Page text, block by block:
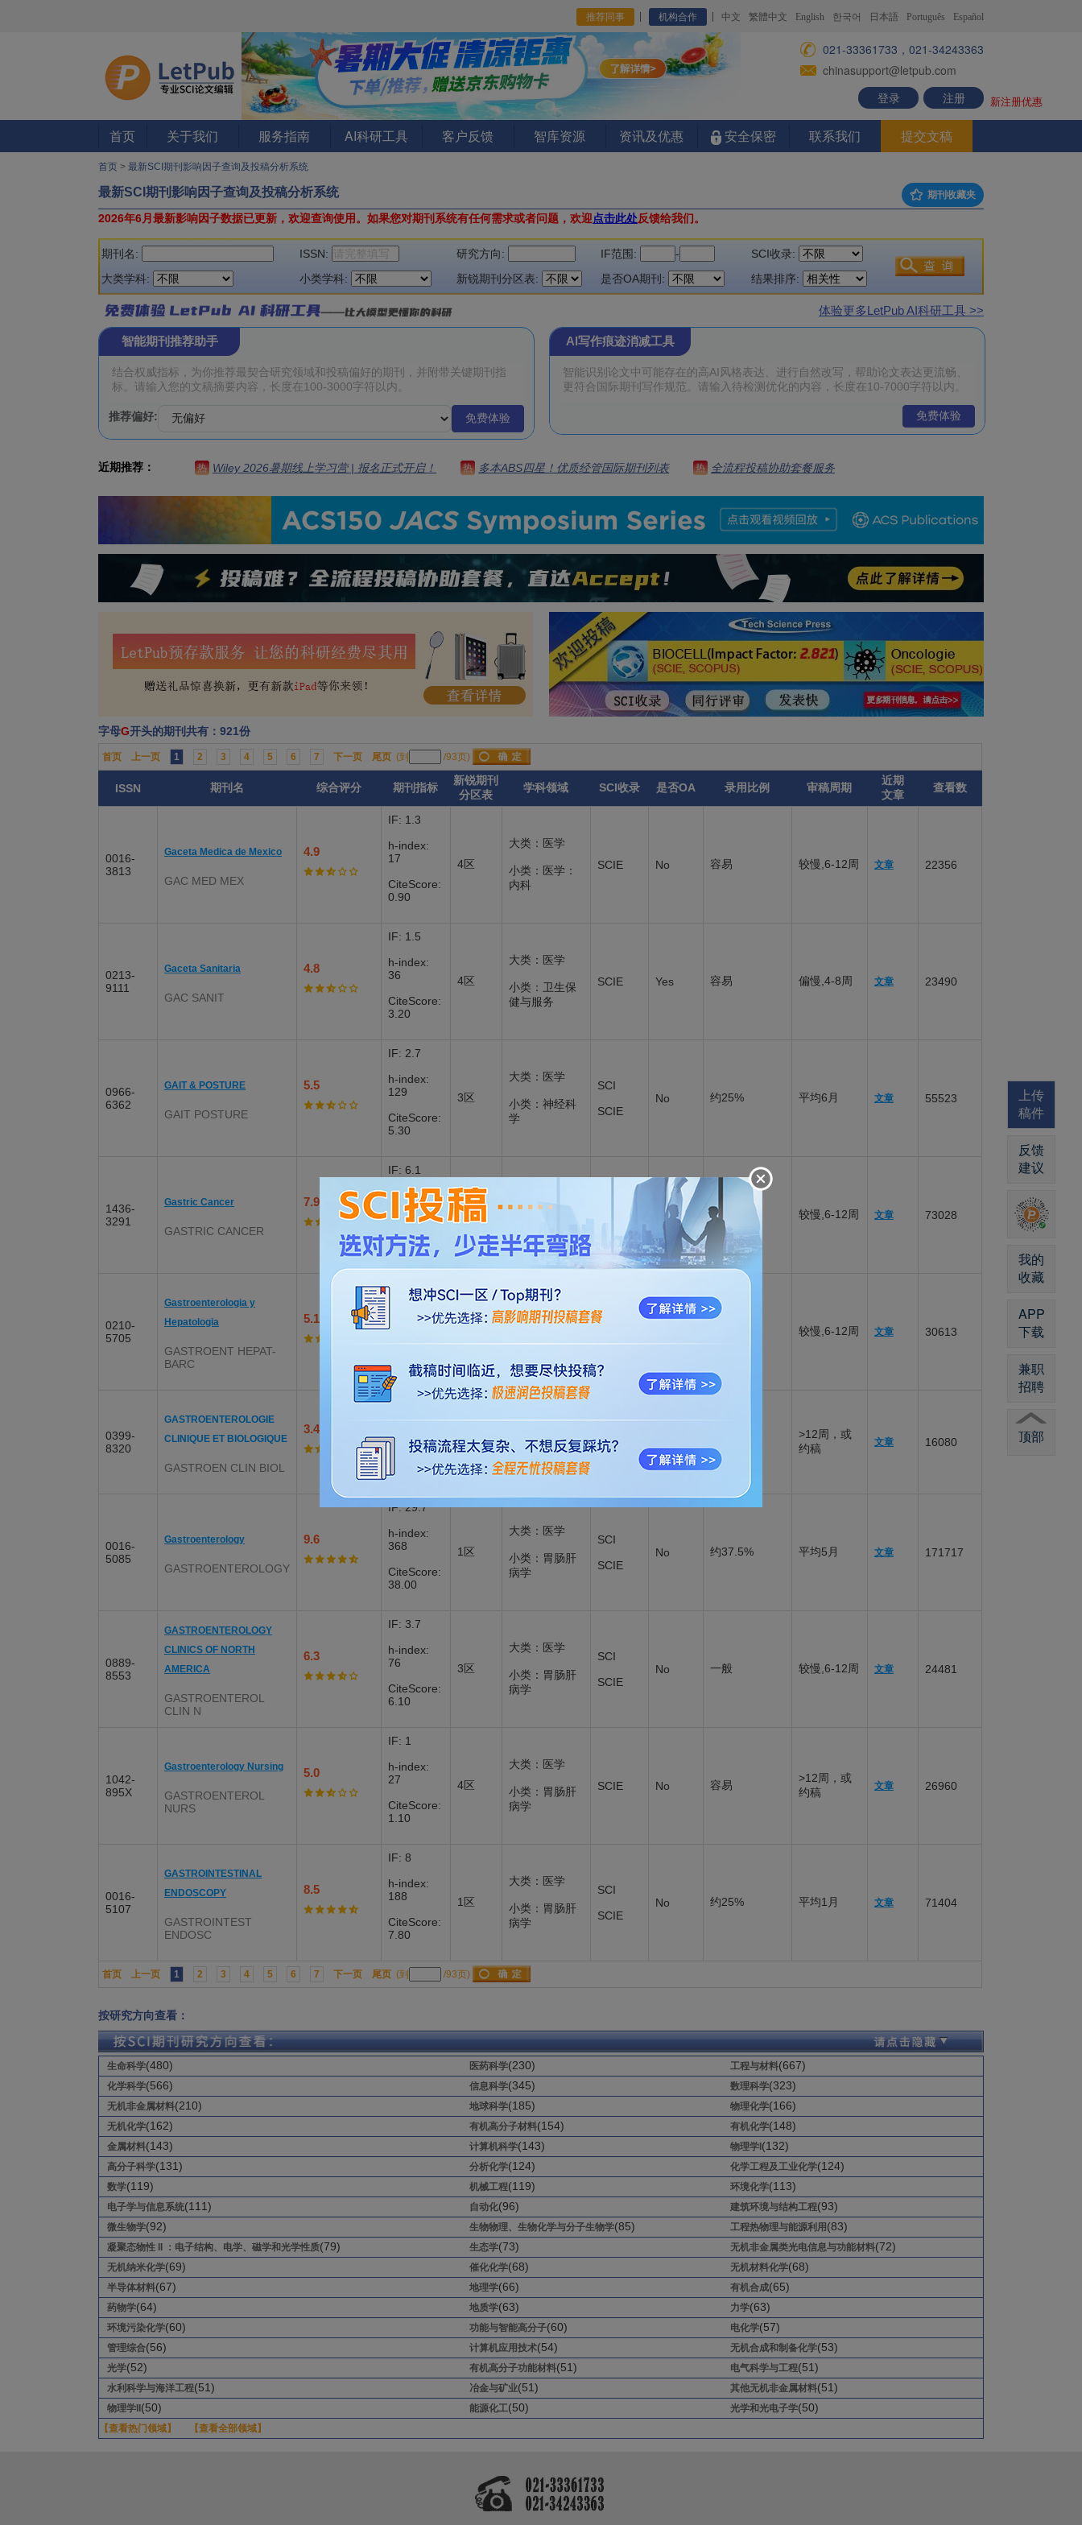
推荐同事 机构合作 中文 繁體中文 English 한국어 日本語 Português Español
021-33361733，021-34243363
chinasupport@letpub.com
登录
注册 新注册优惠
首页 关于我们 服务指南 AI科研工具 客户反馈 智库资源 资讯及优惠 安全保密 联系我们 提交文稿
首页 > 最新SCI期刊影响因子查询及投稿分析系统
最新SCI期刊影响因子查询及投稿分析系统 期刊收藏夹
2026年6月最新影响因子数据已更新，欢迎查询使用。 如果您对期刊系统有任何需求或者问题，欢迎点击此处反馈给我们。
期刊名: ISSN: 研究方向: IF范围: -
SCI收录:
大类学科:
小类学科: 新锐期刊分区表: 是否OA期刊: 结果排序:
体验更多LetPub AI科研工具 >>
智能期刊推荐助手
推荐偏好: 免费体验
AI写作痕迹消减工具
免费体验
近期推荐： 热 Wiley 2026暑期线上学习营 | 报名正式开启！ 热 多本ABS四星！优质经管国际期刊列表 热 全流程投稿协助套餐服务
字母G开头的期刊共有：921份
首页 上一页 1 2 3 4 5 6 7 下一页 尾页 (到 /93页)
ISSN 期刊名 综合评分 期刊指标
新锐期刊
分区表
学科领域 SCI收录 是否OA 录用比例 审稿周期
近期
文章
查看数
0016-
3813
Gaceta Medica de Mexico
GAC MED MEX
4.9
IF: 1.3
h-index:
17
CiteScore:
0.90
4区
大类：医学
小类：医学：
内科
SCIE No 容易 较慢,6-12周 文章 22356
0213-
9111
Gaceta Sanitaria
GAC SANIT
4.8
IF: 1.5
h-index:
36
CiteScore:
3.20
4区
大类：医学
小类：卫生保
健与服务
SCIE Yes 容易 偏慢,4-8周 文章 23490
0966-
6362
GAIT & POSTURE
GAIT POSTURE
5.5
IF: 2.7
h-index:
129
CiteScore:
5.30
3区
大类：医学
小类：神经科
学
SCI
SCIE
No 约25% 平均6月 文章 55523
1436-
3291
Gastric Cancer
GASTRIC CANCER
7.9
IF: 6.1
h-index:
CiteScore:
11.80
2区 No 较慢,6-12周 文章 73028
0210-
5705
Gastroenterologia y
Hepatologia
GASTROENT HEPAT-
BARC
5.1
IF: 2
h-index:
28
1.90
大类：医学
较慢,6-12周 文章 30613
0399-
8320
GASTROENTEROLOGIE
CLINIQUE ET BIOLOGIQUE
GASTROEN CLIN BIOL
3.4
IF: 0
CiteScore:
未录
小类：
无
>12周，或
约稿
文章 16080
0016-
5085
Gastroenterology
GASTROENTEROLOGY
9.6
IF: 29.7
h-index:
368
CiteScore:
38.00
1区
大类：医学
小类：胃肠肝
病学
SCI
SCIE
No 约37.5% 平均5月 文章 171717
0889-
8553
GASTROENTEROLOGY
CLINICS OF NORTH
AMERICA
GASTROENTEROL
CLIN N
6.3
IF: 3.7
h-index:
76
CiteScore:
6.10
3区
大类：医学
小类：胃肠肝
病学
SCI
SCIE
No 一般 较慢,6-12周 文章 24481
1042-
895X
Gastroenterology Nursing
GASTROENTEROL
NURS
5.0
IF: 1
h-index:
27
CiteScore:
1.10
4区
大类：医学
小类：胃肠肝
病学
SCIE No 容易
>12周，或
约稿
文章 26960
0016-
5107
GASTROINTESTINAL
ENDOSCOPY
GASTROINTEST
ENDOSC
8.5
IF: 8
h-index:
188
CiteScore:
7.80
1区
大类：医学
小类：胃肠肝
病学
SCI
SCIE
No 约25% 平均1月 文章 71404
首页 上一页 1 2 3 4 5 6 7 下一页 尾页 (到 /93页)
按研究方向查看：
生命科学(480) 医药科学(230) 工程与材料(667)
化学科学(566) 信息科学(345) 数理科学(323)
无机非金属材料(210) 地球科学(185) 物理化学(166)
无机化学(162) 有机高分子材料(154) 有机化学(148)
金属材料(143) 计算机科学(143) 物理学I (132)
高分子科学(131) 分析化学(124) 化学工程及工业化学(124)
数学(119) 机械工程(119) 环境化学(113)
电子学与信息系统(111) 自动化(96) 建筑环境与结构工程(93)
微生物学(92) 生物物理、生物化学与分子生物学(85) 工程热物理与能源利用 (83)
凝聚态物性 II ：电子结构、电学、磁学和光学性质(79) 生态学(73) 无机非金属类光电信息与功能材料(72)
无机纳米化学(69) 催化化学(68) 无机材料化学(68)
半导体材料(67) 地理学(66) 有机合成(65)
药物学(64) 地质学(63) 力学(63)
环境污染化学(60) 功能与智能高分子(60) 电化学(57)
管理综合(56) 计算机应用技术(54) 无机合成和制备化学(53)
光学(52) 有机高分子功能材料(51) 电气科学与工程(51)
水利科学与海洋工程(51) 冶金与矿业(51) 其他无机非金属材料(51)
物理学II (50) 能源化工(50) 光学和光电子学(50)
【查看热门领域】 【查看全部领域】
上传
稿件
反馈
建议
我的
收藏
APP
下载
兼职
招聘
顶部